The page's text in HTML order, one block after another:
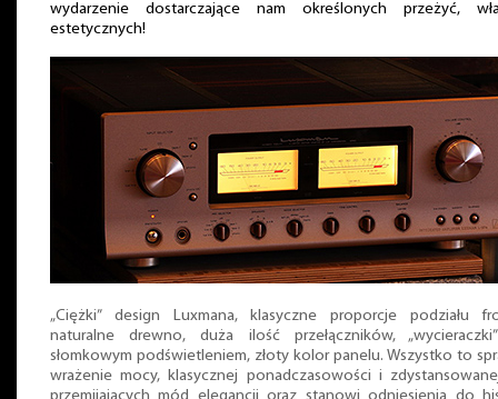
wydarzenie dostarczające nam określonych przeżyć,
estetycznych!
„Ciężki” design Luxmana, klasyczne proporcje podziału
naturalne drewno, duża ilość przełączników,
słomkowym podświetleniem, złoty kolor panelu. Wszystko to
wrażenie mocy, klasycznej ponadczasowości i